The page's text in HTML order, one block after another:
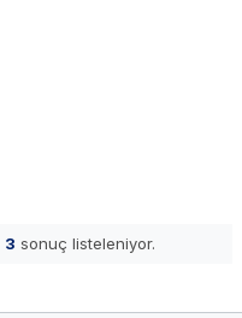
3 sonuç listeleniyor.